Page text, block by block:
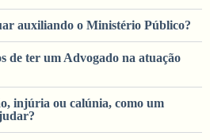
auxiliando o Ministério Público?
de ter um Advogado na atuação
injúria ou calúnia, como um